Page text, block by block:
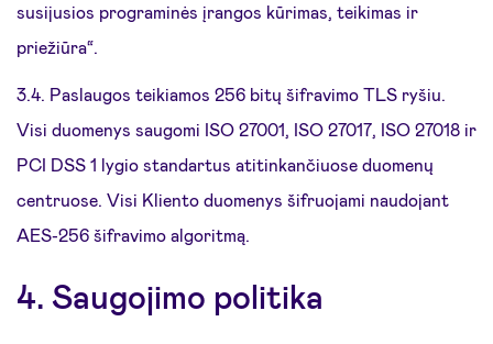
susijusios programinės įrangos kūrimas, teikimas ir
priežiūra“.
3.4. Paslaugos teikiamos 256 bitų šifravimo TLS ryšiu.
Visi duomenys saugomi ISO 27001, ISO 27017, ISO 27018 ir
PCI DSS 1 lygio standartus atitinkančiuose duomenų
centruose. Visi Kliento duomenys šifruojami naudojant
AES-256 šifravimo algoritmą.
4. Saugojimo politika